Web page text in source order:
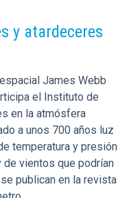
y atardeceres
James Webb
el Instituto de
en la atmósfera
a unos 700 años luz
temperatura y presión
vientos que podrían
publican en la revista